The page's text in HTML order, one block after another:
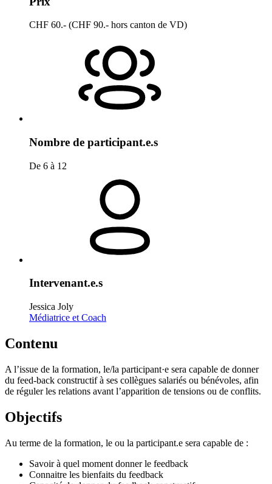
CHF 60.- (CHF 90.- hors canton de VD)
Nombre de participant.e.s
De 6 à 12
Intervenant.e.s
Jessica Joly
Médiatrice et Coach
Contenu
A l’issue de la formation, le/la participant·e sera capable de donner
du feed-back constructif à ses collègues salariés ou bénévoles, afin
de réguler les relations avant l’apparition de tensions ou de conflits.
Objectifs
Au terme de la formation, le ou la participant.e sera capable de :
Savoir à quel moment donner le feedback
Connaitre les bienfaits du feedback